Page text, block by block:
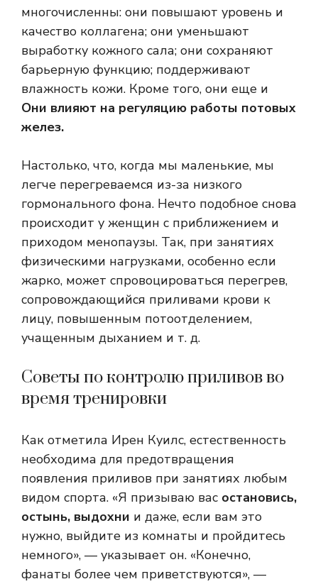
многочисленны: они повышают уровень и
качество коллагена; они уменьшают
выработку кожного сала; они сохраняют
барьерную функцию; поддерживают
влажность кожи. Кроме того, они еще и
Они влияют на регуляцию работы потовых
желез.
Настолько, что, когда мы маленькие, мы
легче перегреваемся из-за низкого
гормонального фона. Нечто подобное снова
происходит у женщин с приближением и
приходом менопаузы. Так, при занятиях
физическими нагрузками, особенно если
жарко, может спровоцироваться перегрев,
сопровождающийся приливами крови к
лицу, повышенным потоотделением,
учащенным дыханием и т. д.
Советы по контролю приливов во
время тренировки
Как отметила Ирен Куилс, естественность
необходима для предотвращения
появления приливов при занятиях любым
видом спорта. «Я призываю вас остановись,
остынь, выдохни и даже, если вам это
нужно, выйдите из комнаты и пройдитесь
немного», — указывает он. «Конечно,
фанаты более чем приветствуются», —